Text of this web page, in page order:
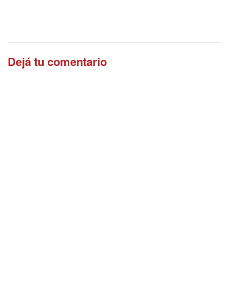
Dejá tu comentario